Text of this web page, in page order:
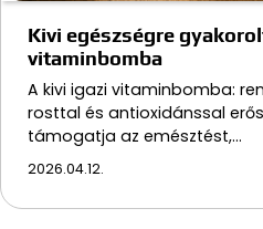
Kivi egészségre
vitaminbomba
A kivi igazi vitaminbomba:
rosttal és antioxidánssal
támogatja az emésztést,…
2026.04.12.